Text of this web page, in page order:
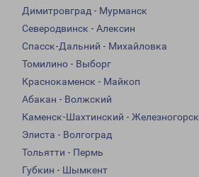
Димитровград - Мурманск
Северодвинск - Алексин
Спасск-Дальний - Михайловка
Томилино - Выборг
Краснокаменск - Майкоп
Абакан - Волжский
Каменск-Шахтинский - Железногорск
Элиста - Волгоград
Тольятти - Пермь
Губкин - Шымкент